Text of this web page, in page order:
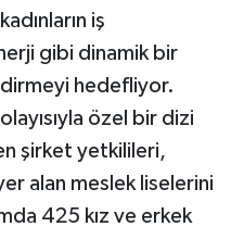
iş
gibi dinamik bir
hedefliyor.
özel bir dizi
şirket yetkilileri,
alan meslek liselerini
425 kız ve erkek